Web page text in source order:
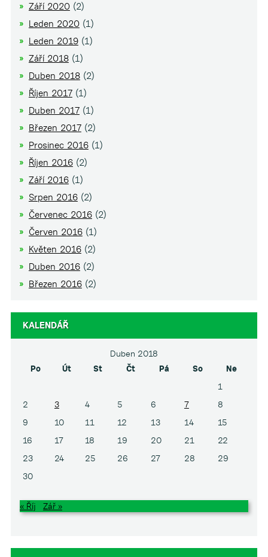
Září 2020(2)
Leden 2020(1)
Leden 2019(1)
Září 2018(1)
Duben 2018(2)
Říjen 2017(1)
Duben 2017(1)
Březen 2017(2)
Prosinec 2016(1)
Říjen 2016(2)
Září 2016(1)
Srpen 2016(2)
Červenec 2016(2)
Červen 2016(1)
Květen 2016(2)
Duben 2016(2)
Březen 2016(2)
KALENDÁŘ
Duben 2018
Po
Út St Čt Pá So
Ne
1
2
3 4 5 6 7
8
9
10 11 12 13 14
15
16
17 18 19 20 21
22
23
24 25 26 27 28
29
30
« Říj Zář »